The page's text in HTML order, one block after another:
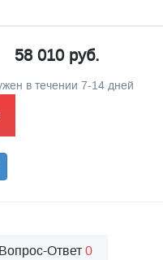
58 010 руб.
в течении 7-14 дней
Вопрос-Ответ0